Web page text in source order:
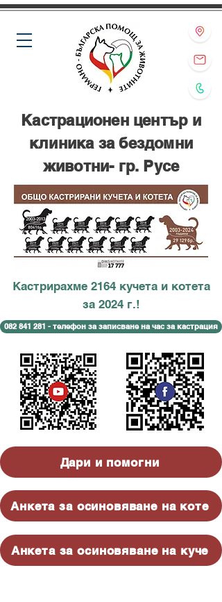
Кастрирахме 2164 кучета и котета
за 2024 г.!
082 841 281 - телефон за записване на час за кастрация
Кастрационен център и
клиника за бездомни
животни- гр. Русе
Дари и помогни
Анкета за осиновяване на коте
Анкета за осиновяване на куче